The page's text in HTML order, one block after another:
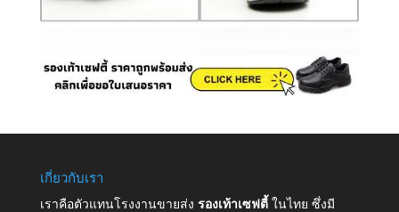
เกี่ยวกับเรา
เราคือตัวแทนโรงงานขายส่ง รองเท้าเซฟตี้ ในไทย ซึ่งมี